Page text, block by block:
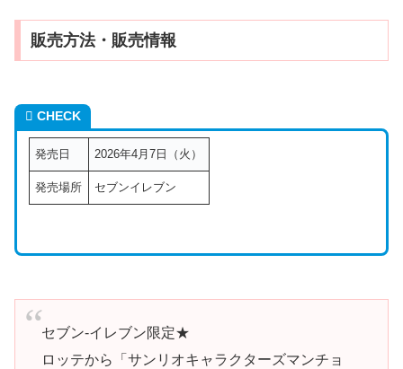
販売方法・販売情報
CHECK
発売日 2026年4月7日（火）
発売場所 セブンイレブン
セブン‐イレブン限定★
ロッテから「サンリオキャラクターズマンチョ